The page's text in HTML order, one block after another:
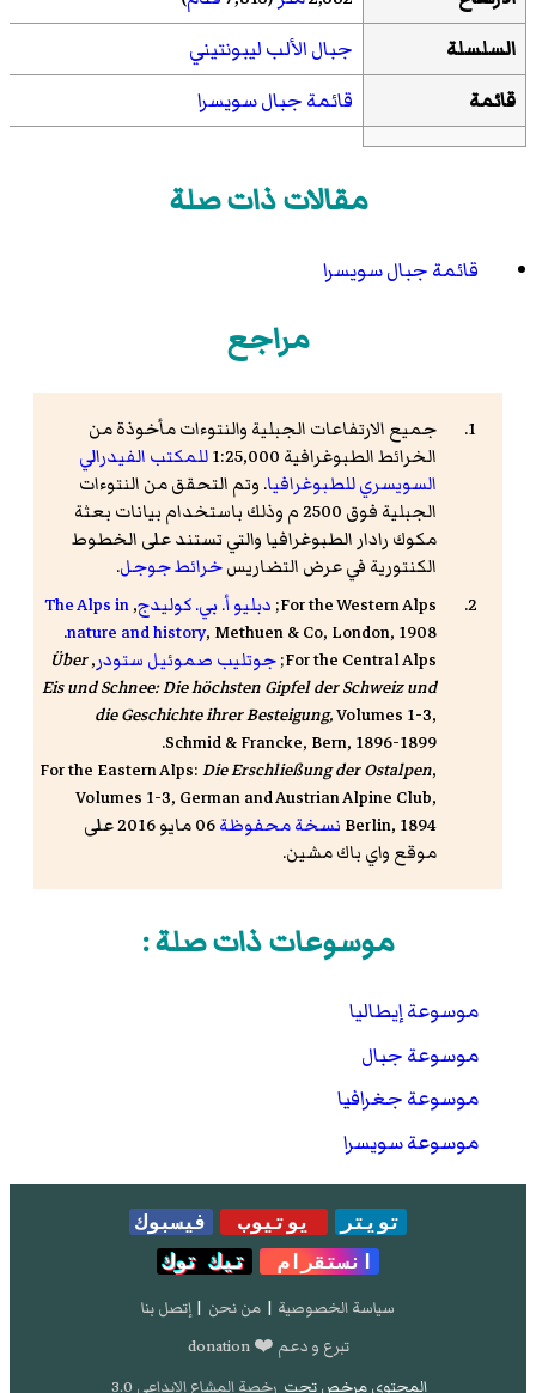
السلسلة
جبال الألب ليبونتيني
قائمة
قائمة جبال سويسرا
مقالات ذات صلة
قائمة جبال سويسرا
مراجع
جميع الارتفاعات الجبلية والنتوءات مأخوذة من
الخرائط الطبوغرافية 1:25,000
للمكتب الفيدرالي
السويسري للطبوغرافيا. وتم التحقق من النتوءات
الجبلية فوق 2500 م وذلك باستخدام بيانات بعثة
مكوك رادار الطبوغرافيا والتي تستند على الخطوط
الكنتورية في عرض التضاريسخرائط جوجل.
For the Western Alps; دبليو أ. بي. كوليدج,
The Alps in
nature and history, Methuen & Co, London, 1908.
For the Central Alps; جوتليب صموئيل ستودر,
Über
Eis und Schnee: Die höchsten Gipfel der Schweiz und
die Geschichte ihrer Besteigung,Volumes 1-3,
Schmid & Francke, Bern, 1896-1899.
For the Eastern Alps:Die Erschließung der Ostalpen,
Volumes 1-3, German and Austrian Alpine Club,
Berlin, 1894 نسخة محفوظة
06 مايو 2016 على
موقع واي باك مشين.
موسوعات ذات صلة :
موسوعة إيطاليا
موسوعة جبال
موسوعة جغرافيا
موسوعة سويسرا
تويتر يوتيوب
فيسبوك
انستقرام
تيك توك
سياسة الخصوصية | من نحن | إتصل بنا
تبرع و دعم ❤️ donation
المحتوى مرخص تحت رخصة المشاع الإبداعي 3.0